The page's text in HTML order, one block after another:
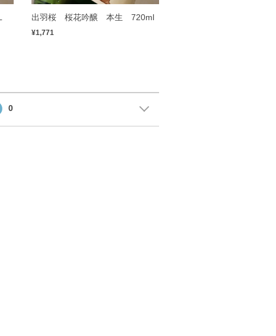
出羽桜 桜花吟醸 本生 720ml
¥1,771
0